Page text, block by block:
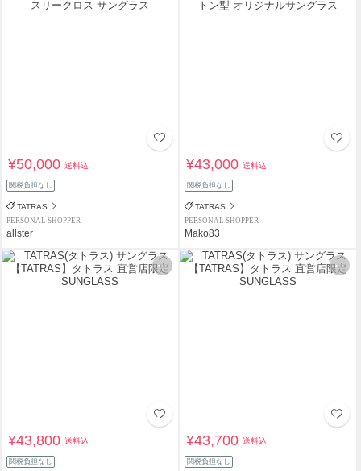
¥50,000送料込
関税負担なし
TATRAS
PERSONAL SHOPPER
allster
¥43,000送料込
関税負担なし
TATRAS
PERSONAL SHOPPER
Mako83
¥43,800送料込
関税負担なし
¥43,700送料込
関税負担なし